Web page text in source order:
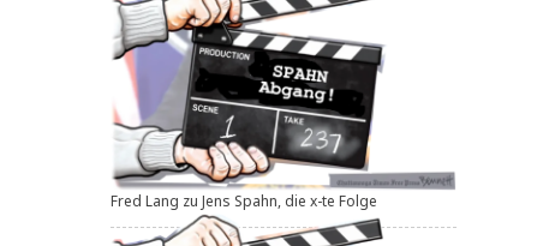
Fred Lang zu Jens Spahn, die x-te Folge